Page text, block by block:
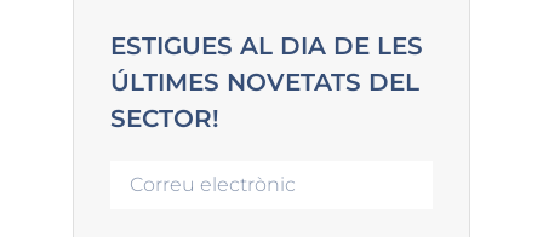
ESTIGUES AL DIA DE LES
ÚLTIMES NOVETATS DEL
SECTOR!